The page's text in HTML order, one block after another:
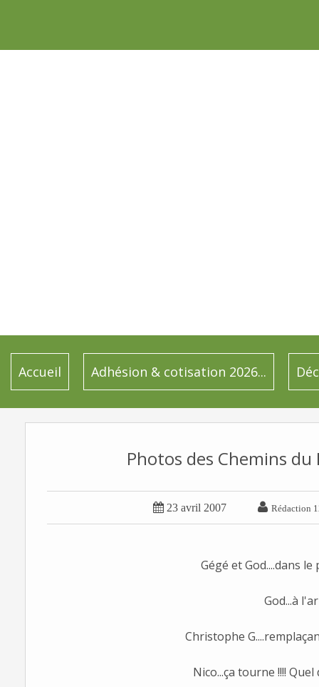
Accueil Adhésion & cotisation 2026...
Photos des Chemins
 23 avril 2007  Rédaction
Gégé et God....dans
God...à
Christophe
Nico...ça tourne !!!!